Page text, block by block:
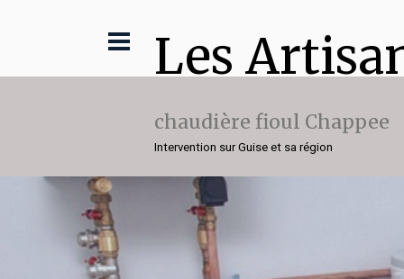
Les
chaudière fioul Chappee
Intervention sur Guise et sa région